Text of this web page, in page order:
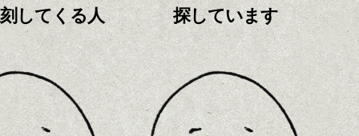
してくる人 探しています